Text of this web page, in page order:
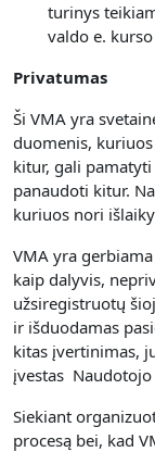
turinys
valdo e.
Privatumas
Ši VMA yra
duomenis,
kitur, gali
panaudoti kitur.
kuriuos nori
VMA yra
kaip dalyvis,
užsiregistruotų
ir išduodamas
kitas įvertinimas,
įvestas
Siekiant
procesą bei, kad